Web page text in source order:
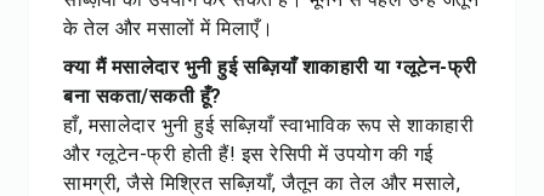
के तेल और मसालों में मिलाएँ।
क्या मैं मसालेदार भुनी हुई सब्ज़ियाँ शाकाहारी या ग्लूटेन-फ्री
बना सकता/सकती हूँ?
हाँ, मसालेदार भुनी हुई सब्ज़ियाँ स्वाभाविक रूप से शाकाहारी
और ग्लूटेन-फ्री होती हैं! इस रेसिपी में उपयोग की गई
सामग्री, जैसे मिश्रित सब्ज़ियाँ, जैतून का तेल और मसाले,